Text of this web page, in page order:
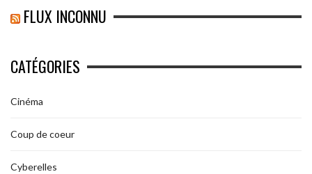
FLUX INCONNU
CATÉGORIES
Cinéma
Coup de coeur
Cyberelles